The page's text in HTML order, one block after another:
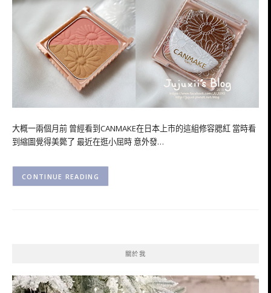
大概一兩個月前 曾經看到CANMAKE在日本上市的這組修容腮紅 當時看
到縮圖覺得美斃了 最近在逛小屈時 意外發…
CONTINUE READING
關於我